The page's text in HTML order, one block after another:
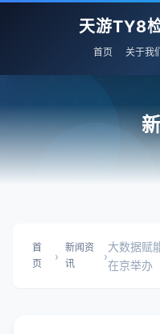
天游TY8
首页 关于我们
首
页
›
新闻资
讯
›
大数据赋
在京举办